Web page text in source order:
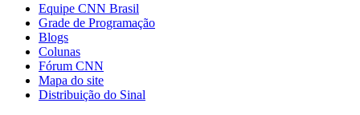
Equipe CNN Brasil
Grade de Programação
Blogs
Colunas
Fórum CNN
Mapa do site
Distribuição do Sinal